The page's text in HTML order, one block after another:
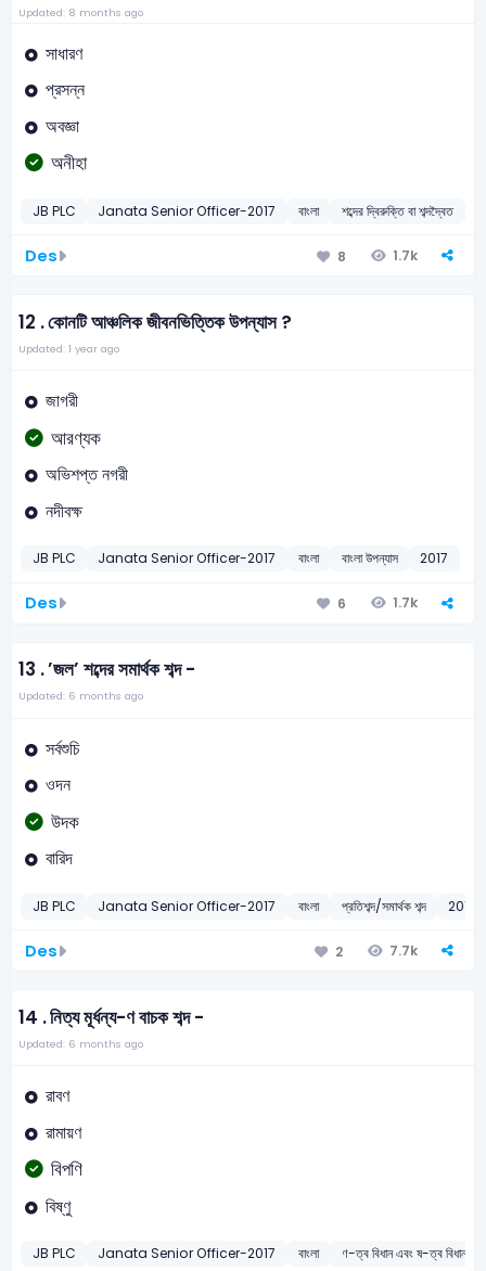
Updated: 8 months ago
সাধারণ
প্রসন্ন
অবজ্ঞা
অনীহা
JB PLC Janata Senior Officer-2017 বাংলা শব্দের দ্বিরুক্তি বা শব্দদ্বৈত
Des 8 1.7k
12 .কোনটি আঞ্চলিক জীবনভিত্তিক উপন্যাস ?
Updated: 1 year ago
জাগরী
আরণ্যক
অভিশপ্ত নগরী
নদীবক্ষ
JB PLC Janata Senior Officer-2017 বাংলা বাংলা উপন্যাস 2017
Des 6 1.7k
13 .’জল’ শব্দের সমার্থক শব্দ -
Updated: 6 months ago
সর্বশুচি
ওদন
উদক
বারিদ
JB PLC Janata Senior Officer-2017 বাংলা প্রতিশব্দ/সমার্থক শব্দ 2017
Des 2 7.7k
14 .নিত্য মূর্ধন্য-ণ বাচক শব্দ -
Updated: 6 months ago
রাবণ
রামায়ণ
বিপণি
বিষ্ণু
JB PLC Janata Senior Officer-2017 বাংলা ণ-ত্ব বিধান এবং ষ-ত্ব বিধান